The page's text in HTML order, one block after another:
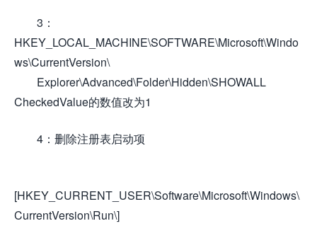
3：
HKEY_LOCAL_MACHINE\SOFTWARE\Microsoft\Windo
ws\CurrentVersion\
Explorer\Advanced\Folder\Hidden\SHOWALL
CheckedValue的数值改为1
4：删除注册表启动项
[HKEY_CURRENT_USER\Software\Microsoft\Windows\
CurrentVersion\Run\]